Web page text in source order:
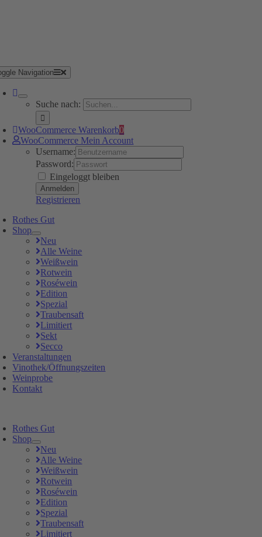
Navigation
Suche nach:
WooCommerce Warenkorb0
WooCommerce Mein Account
Username:
Password:
Eingeloggt bleiben
Registrieren
Rothes Gut
Shop
Neu
Alle Weine
Weißwein
Rotwein
Roséwein
Edition
Spezial
Traubensaft
Limitiert
Sekt
Secco
Veranstaltungen
Vinothek/Öffnungszeiten
Weinprobe
Kontakt
Rothes Gut
Shop
Neu
Alle Weine
Weißwein
Rotwein
Roséwein
Edition
Spezial
Traubensaft
Limitiert